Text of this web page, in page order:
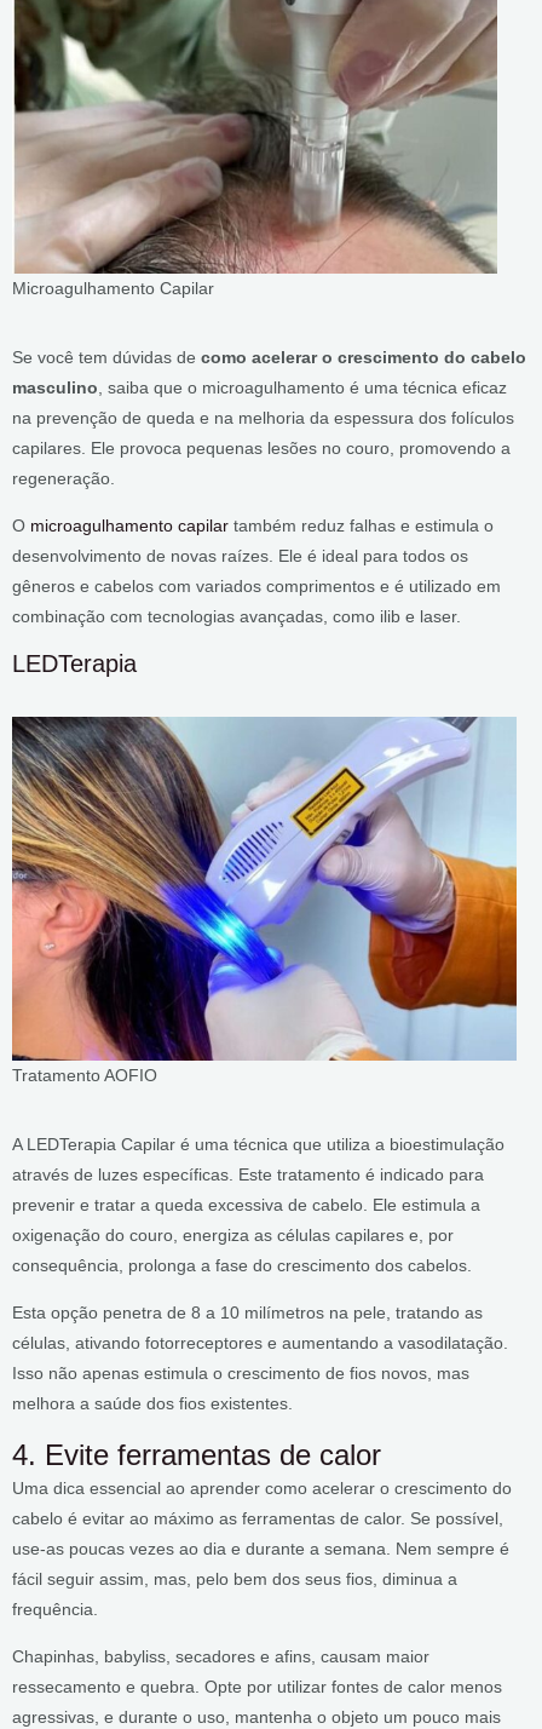
Microagulhamento Capilar
Se você tem dúvidas de como acelerar o crescimento do cabelo
masculino , saiba que o microagulhamento é uma técnica eficaz
na prevenção de queda e na melhoria da espessura dos folículos
capilares. Ele provoca pequenas lesões no couro, promovendo a
regeneração.
O microagulhamento capilar também reduz falhas e estimula o
desenvolvimento de novas raízes. Ele é ideal para todos os
gêneros e cabelos com variados comprimentos e é utilizado em
combinação com tecnologias avançadas, como ilib e laser.
LEDTerapia
Tratamento AOFIO
A LEDTerapia Capilar é uma técnica que utiliza a bioestimulação
através de luzes específicas. Este tratamento é indicado para
prevenir e tratar a queda excessiva de cabelo. Ele estimula a
oxigenação do couro, energiza as células capilares e, por
consequência, prolonga a fase do crescimento dos cabelos.
Esta opção penetra de 8 a 10 milímetros na pele, tratando as
células, ativando fotorreceptores e aumentando a vasodilatação.
Isso não apenas estimula o crescimento de fios novos, mas
melhora a saúde dos fios existentes.
4. Evite ferramentas de calor
Uma dica essencial ao aprender como acelerar o crescimento do
cabelo é evitar ao máximo as ferramentas de calor. Se possível,
use-as poucas vezes ao dia e durante a semana. Nem sempre é
fácil seguir assim, mas, pelo bem dos seus fios, diminua a
frequência.
Chapinhas, babyliss, secadores e afins, causam maior
ressecamento e quebra. Opte por utilizar fontes de calor menos
agressivas, e durante o uso, mantenha o objeto um pouco mais